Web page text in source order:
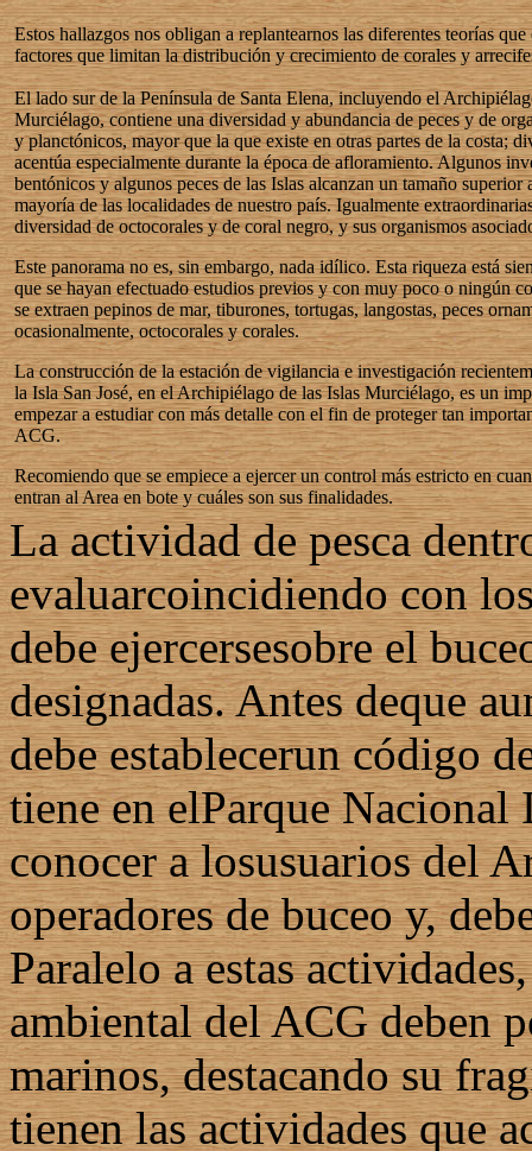
Estos hallazgos nos obligan a replantearnos las diferentes teorías
factores que limitan la distribución y crecimiento de corales y
El lado sur de la Península de Santa Elena, incluyendo el
Murciélago, contiene una diversidad y abundancia de peces y de
y planctónicos, mayor que la que existe en otras partes de la costa;
acentúa especialmente durante la época de afloramiento. Algunos
bentónicos y algunos peces de las Islas alcanzan un tamaño superior
mayoría de las localidades de nuestro país. Igualmente
diversidad de octocorales y de coral negro, y sus organismos
Este panorama no es, sin embargo, nada idílico. Esta riqueza está
que se hayan efectuado estudios previos y con muy poco o ningún
se extraen pepinos de mar, tiburones, tortugas, langostas, peces
ocasionalmente, octocorales y corales.
La construcción de la estación de vigilancia e investigación
la Isla San José, en el Archipiélago de las Islas Murciélago, es un
empezar a estudiar con más detalle con el fin de proteger tan
ACG.
Recomiendo que se empiece a ejercer un control más estricto en
entran al Area en bote y cuáles son sus finalidades.
La actividad de pesca
evaluarcoincidiendo con
debe ejercersesobre el
designadas. Antes deque
debe establecerun código
tiene en elParque Nacional
conocer a losusuarios del
operadores de buceo y,
Paralelo a estas
ambiental del ACG deben
marinos, destacando su
tienen las actividades que